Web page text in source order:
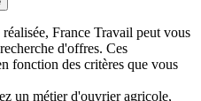
France Travail peut vous
d'offres. Ces
fonction des critères que vous
un métier d'ouvrier agricole,